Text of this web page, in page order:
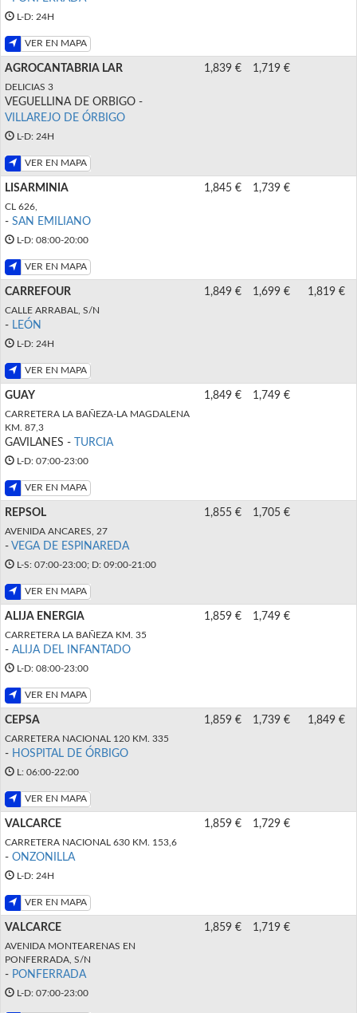
L-D: 24H
VER EN MAPA
AGROCANTABRIA LAR
DELICIAS 3
VEGUELLINA DE ORBIGO -
VILLAREJO DE ÓRBIGO
L-D: 24H
VER EN MAPA
1,839 € 1,719 €
LISARMINIA
CL 626,
- SAN EMILIANO
L-D: 08:00-20:00
VER EN MAPA
1,845 € 1,739 €
CARREFOUR
CALLE ARRABAL, S/N
- LEÓN
L-D: 24H
VER EN MAPA
1,849 € 1,699 € 1,819 €
GUAY
CARRETERA LA BAÑEZA-LA MAGDALENA
KM. 87,3
GAVILANES - TURCIA
L-D: 07:00-23:00
VER EN MAPA
1,849 € 1,749 €
REPSOL
AVENIDA ANCARES, 27
- VEGA DE ESPINAREDA
L-S: 07:00-23:00; D: 09:00-21:00
VER EN MAPA
1,855 € 1,705 €
ALIJA ENERGIA
CARRETERA LA BAÑEZA KM. 35
- ALIJA DEL INFANTADO
L-D: 08:00-23:00
VER EN MAPA
1,859 € 1,749 €
CEPSA
CARRETERA NACIONAL 120 KM. 335
- HOSPITAL DE ÓRBIGO
L: 06:00-22:00
VER EN MAPA
1,859 € 1,739 € 1,849 €
VALCARCE
CARRETERA NACIONAL 630 KM. 153,6
- ONZONILLA
L-D: 24H
VER EN MAPA
1,859 € 1,729 €
VALCARCE
AVENIDA MONTEARENAS EN
PONFERRADA, S/N
- PONFERRADA
L-D: 07:00-23:00
1,859 € 1,719 €